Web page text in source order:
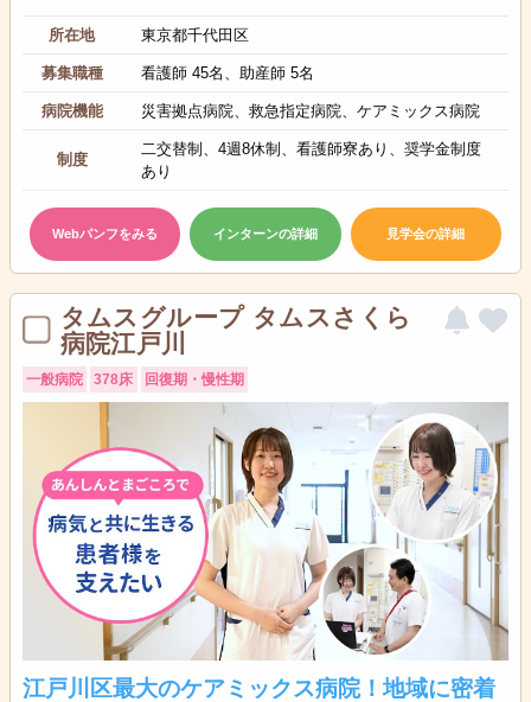
所在地 東京都千代田区
募集職種 看護師 45名、助産師 5名
病院機能 災害拠点病院、救急指定病院、ケアミックス病院
制度
二交替制、4週8休制、看護師寮あり、奨学金制度
あり
Webパンフをみる インターンの詳細 見学会の詳細
タムスグループ タムスさくら
病院江戸川
一般病院 378床 回復期・慢性期
江戸川区最大のケアミックス病院！地域に密着